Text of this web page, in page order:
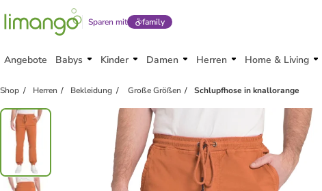
Sparen mit family
Angebote Babys Kinder Damen Herren Home & Living
Shop Herren Bekleidung Große Größen Schlupfhose in knallorange